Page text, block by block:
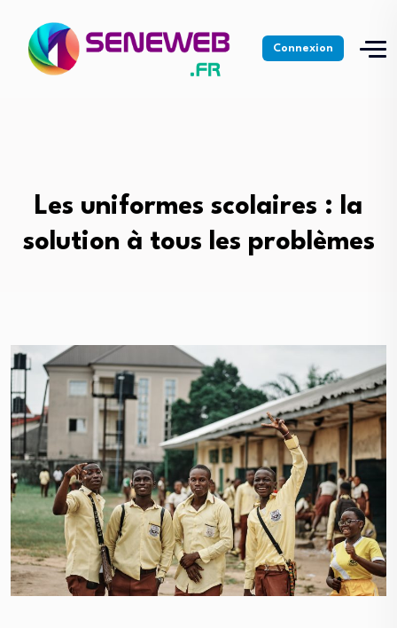
Connexion
Les uniformes scolaires : la
solution à tous les problèmes